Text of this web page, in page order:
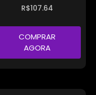
R$107.64
COMPRAR
AGORA